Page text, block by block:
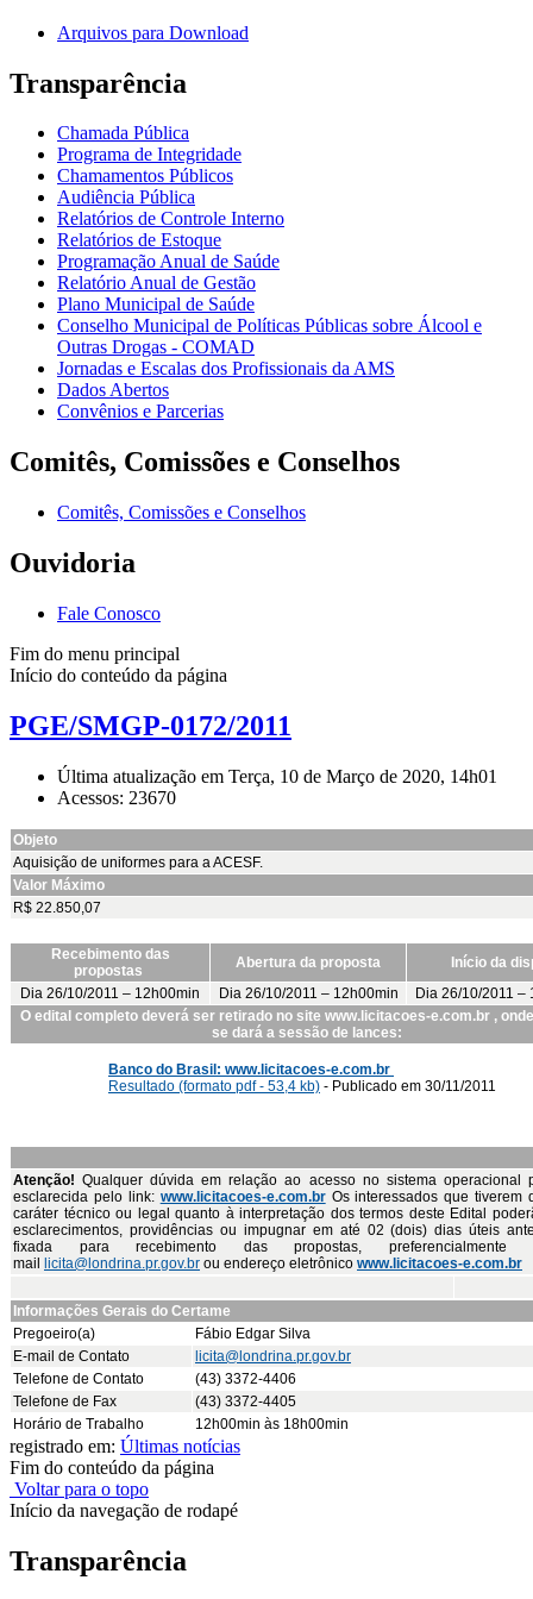
Arquivos para Download
Transparência
Chamada Pública
Programa de Integridade
Chamamentos Públicos
Audiência Pública
Relatórios de Controle Interno
Relatórios de Estoque
Programação Anual de Saúde
Relatório Anual de Gestão
Plano Municipal de Saúde
Conselho Municipal de Políticas Públicas sobre Álcool e
Outras Drogas - COMAD
Jornadas e Escalas dos Profissionais da AMS
Dados Abertos
Convênios e Parcerias
Comitês, Comissões e Conselhos
Comitês, Comissões e Conselhos
Ouvidoria
Fale Conosco
Fim do menu principal
Início do conteúdo da página
PGE/SMGP-0172/2011
Última atualização em Terça, 10 de Março de 2020, 14h01
Acessos: 23670
Objeto
Aquisição de uniformes para a ACESF.
Valor Máximo
R$ 22.850,07
Recebimento das
propostas
Abertura da proposta
Início da
Dia 26/10/2011 – 12h00min
Dia 26/10/2011 – 12h00min
Dia 26/10/2011 –
O edital completo deverá ser retirado no site www.licitacoes-e.com.br ,
se dará a sessão de lances:
Banco do Brasil: www.licitacoes-e.com.br
Resultado (formato pdf - 53,4 kb) - Publicado em 30/11/2011
Atenção! Qualquer dúvida em relação ao acesso no sistema operacional
esclarecida pelo link: www.licitacoes-e.com.brOs interessados que tiverem
caráter técnico ou legal quanto à interpretação dos termos deste Edital
esclarecimentos, providências ou impugnar em até 02 (dois) dias úteis
fixada para recebimento das propostas,
mail
licita@londrina.pr.gov.br ou endereço eletrônico www.licitacoes-e.com.br
Informações Gerais do Certame
Pregoeiro(a)
Fábio Edgar Silva
E-mail de Contato
licita@londrina.pr.gov.br
Telefone de Contato
(43) 3372-4406
Telefone de Fax
(43) 3372-4405
Horário de Trabalho
12h00min às 18h00min
registrado em: Últimas notícias
Fim do conteúdo da página
Voltar para o topo
Início da navegação de rodapé
Transparência